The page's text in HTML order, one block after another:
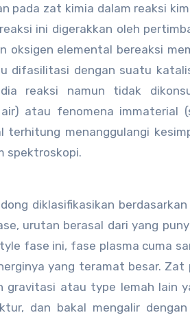
pada zat kimia dalam reaksi
ini digerakkan oleh
oksigen elemental bereaksi
difasilitasi dengan suatu
reaksi namun tidak
atau fenomena immaterial
terhitung menanggulangi
spektroskopi.
diklasifikasikan
urutan berasal dari yang
fase ini, fase plasma cuma
yang teramat besar.
gravitasi atau type lemah lain
dan bakal mengalir